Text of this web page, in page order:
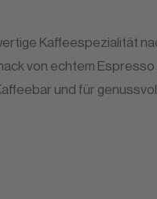
Kaffeespezialität
von echtem
und für